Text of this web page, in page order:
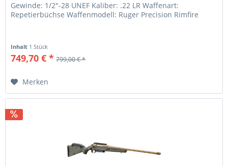
Gewinde: 1/2"-28 UNEF Kaliber: .22 LR Waffenart:
Repetierbüchse Waffenmodell: Ruger Precision Rimfire
Inhalt 1 Stück
749,70 € * 799,00 € *
Merken